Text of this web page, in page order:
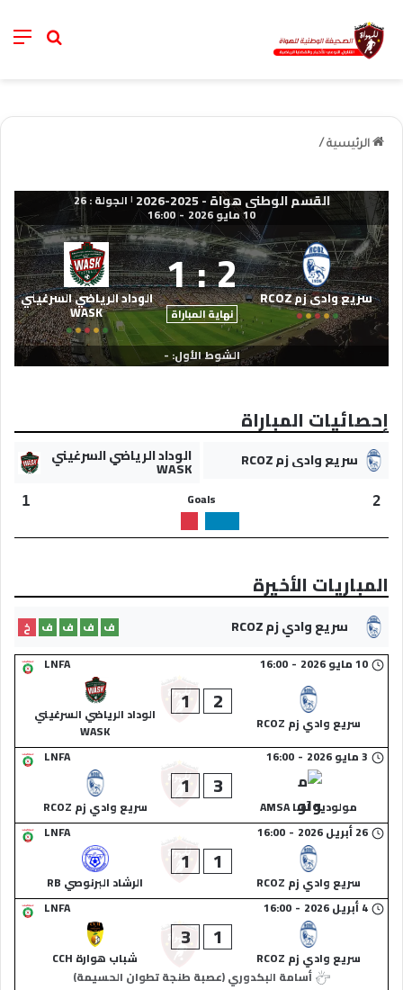
خانة
الرئيسية /
القسم الوطني هواة - 2025-2026 | الجولة : 26
10 مايو 2026 -
16:00
سريع وادي زم RCOZ 2
:
1
نهاية المباراة
الوداد الرياضي السرغيني
WASK
الشوط الأول: -
إحصائيات المباراة
سريع وادي زم RCOZ الوداد الرياضي السرغيني
WASK
2
Goals
1
المباريات الأخيرة
سريع وادي زم RCOZ ف ف ف ف
خ
LNFA
10 مايو 2026 -
16:00
سريع وادي زم RCOZ
2
1
الوداد الرياضي السرغيني
WASK
LNFA
3 مايو 2026 -
16:00
مولودية آسا AMSA
3
1
سريع وادي زم RCOZ
LNFA
26 أبريل 2026 -
16:00
سريع وادي زم RCOZ
1
1
الرشاد البرنوصي RB
LNFA
4 أبريل 2026 -
16:00
سريع وادي زم RCOZ
1
3
شباب هوارة CCH
أسامة البكدوري (عصبة طنجة تطوان الحسيمة)